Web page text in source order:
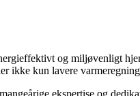
og miljøvenligt
ikke kun lavere
ekspertise og